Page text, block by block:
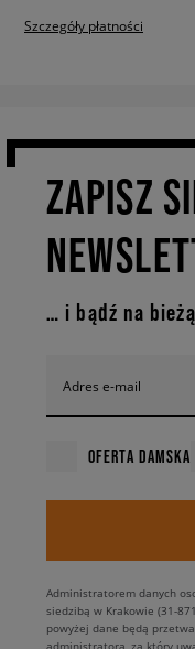
Szczegóły płatności
ZAPISZ
… i bądź na
Adres e-mail
OFERTA DAMSKA
Administratorem danych
siedzibą w Krakowie (31-
powyżej dane będą